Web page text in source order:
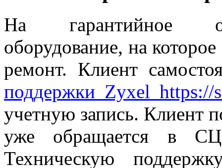
На гарантийное
оборудование, на
ремонт. Клиент
поддержки Zyxel https://
учетную запись. Клиент
уже обращается в СЦ.
Техническую